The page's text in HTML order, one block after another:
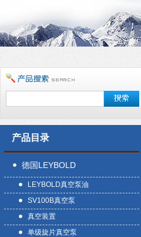
产品目录
德国LEYBOLD
LEYBOLD真空泵油
SV100B真空泵
真空装置
单级旋片真空泵